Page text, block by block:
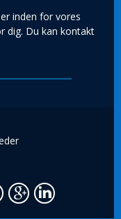
inden for vores
dig. Du kan kontakt